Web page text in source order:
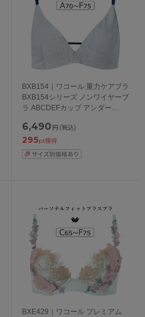
BXB154｜ワコール 重力ケアブラ
BXB154シリーズ ノンワイヤーブ
ラ ABCDEFカップ アンダー
6,490 円 (税込)
295pt獲得
BXE429｜ワコール プレミアム